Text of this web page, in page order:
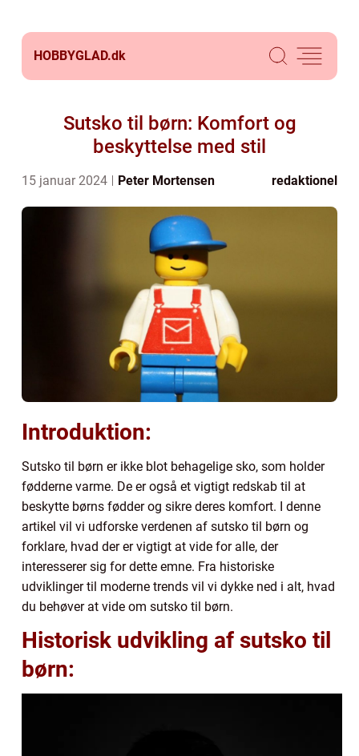
HOBBYGLAD.dk
Sutsko til børn: Komfort og
beskyttelse med stil
15 januar 2024 Peter Mortensen redaktionel
Introduktion:
Sutsko til børn er ikke blot behagelige sko, som holder
fødderne varme. De er også et vigtigt redskab til at
beskytte børns fødder og sikre deres komfort. I denne
artikel vil vi udforske verdenen af sutsko til børn og
forklare, hvad der er vigtigt at vide for alle, der
interesserer sig for dette emne. Fra historiske
udviklinger til moderne trends vil vi dykke ned i alt, hvad
du behøver at vide om sutsko til børn.
Historisk udvikling af sutsko til
børn: